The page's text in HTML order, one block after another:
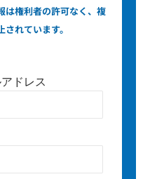
は権利者の許可なく、複
れています。
ドレス